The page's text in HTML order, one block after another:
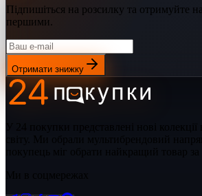
Підпишіться на розсилку та отримуйте
першими.
Отримати знижку